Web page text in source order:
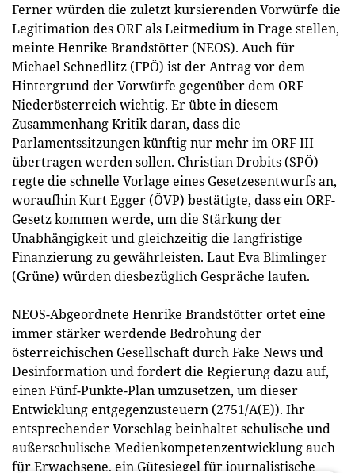
Ferner würden die zuletzt kursierenden Vorwürfe die
Legitimation des ORF als Leitmedium in Frage stellen,
meinte Henrike Brandstötter (NEOS). Auch für
Michael Schnedlitz (FPÖ) ist der Antrag vor dem
Hintergrund der Vorwürfe gegenüber dem ORF
Niederösterreich wichtig. Er übte in diesem
Zusammenhang Kritik daran, dass die
Parlamentssitzungen künftig nur mehr im ORF III
übertragen werden sollen. Christian Drobits (SPÖ)
regte die schnelle Vorlage eines Gesetzesentwurfs an,
woraufhin Kurt Egger (ÖVP) bestätigte, dass ein ORF-
Gesetz kommen werde, um die Stärkung der
Unabhängigkeit und gleichzeitig die langfristige
Finanzierung zu gewährleisten. Laut Eva Blimlinger
(Grüne) würden diesbezüglich Gespräche laufen.
NEOS-Abgeordnete Henrike Brandstötter ortet eine
immer stärker werdende Bedrohung der
österreichischen Gesellschaft durch Fake News und
Desinformation und fordert die Regierung dazu auf,
einen Fünf-Punkte-Plan umzusetzen, um dieser
Entwicklung entgegenzusteuern (2751/A(E)). Ihr
entsprechender Vorschlag beinhaltet schulische und
außerschulische Medienkompetenzentwicklung auch
für Erwachsene, ein Gütesiegel für journalistische